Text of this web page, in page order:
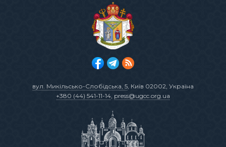
вул. Микільсько-Слобідська, 5, Київ 02002, Україна
+380 (44) 541-11-14, press@ugcc.org.ua